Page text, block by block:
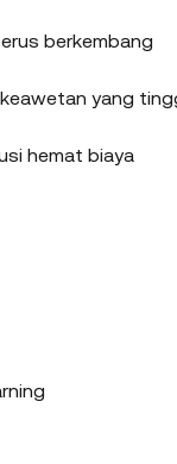
berkembang
yang
hemat biaya